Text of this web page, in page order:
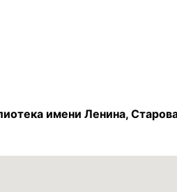
имени Ленина,